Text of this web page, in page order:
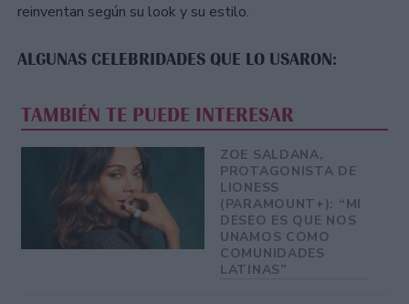
reinventan según su look y su estilo.
ALGUNAS CELEBRIDADES QUE LO USARON:
TAMBIÉN TE PUEDE INTERESAR
ZOE SALDANA,
PROTAGONISTA DE
LIONESS
(PARAMOUNT+): “MI
DESEO ES QUE NOS
UNAMOS COMO
COMUNIDADES
LATINAS”